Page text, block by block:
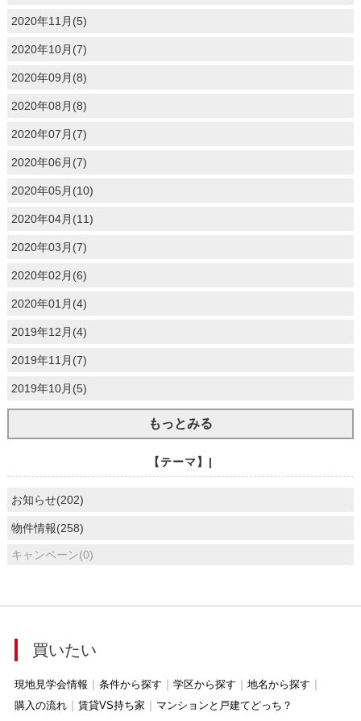
2020年11月(5)
2020年10月(7)
2020年09月(8)
2020年08月(8)
2020年07月(7)
2020年06月(7)
2020年05月(10)
2020年04月(11)
2020年03月(7)
2020年02月(6)
2020年01月(4)
2019年12月(4)
2019年11月(7)
2019年10月(5)
もっとみる
【テーマ】|
お知らせ(202)
物件情報(258)
キャンペーン(0)
買いたい
現地見学会情報 条件から探す 学区から探す
地名から探す
購入の流れ
賃貸VS持ち家 マンションと戸建てどっち？